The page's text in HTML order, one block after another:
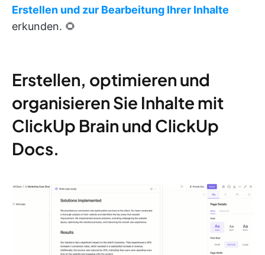
Erstellen und zur Bearbeitung Ihrer Inhalte
erkunden. 🌻
Erstellen, optimieren und
organisieren Sie Inhalte mit
ClickUp Brain und ClickUp
Docs.